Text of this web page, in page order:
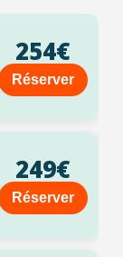
254€
Réserver
249€
Réserver